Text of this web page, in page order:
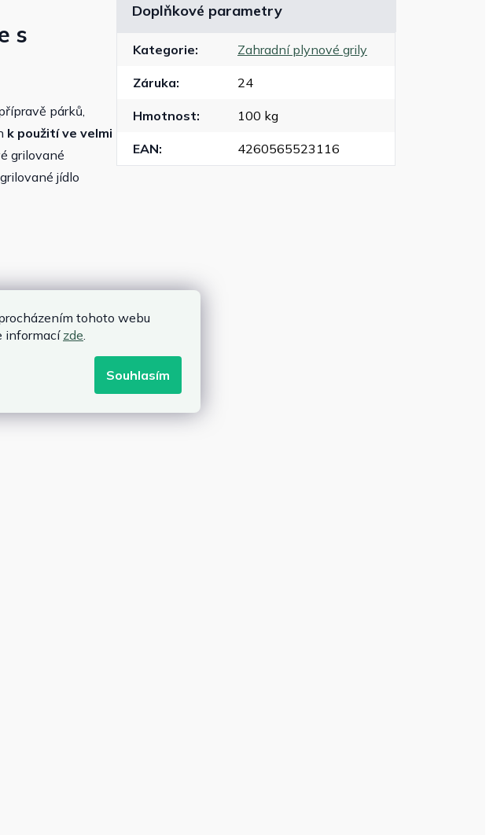
tohoto webu
informací zde
Souhlasím
s
párků,
k použití ve velmi
grilované
jídlo
Doplňkové parametry
Kategorie: Zahradní plynové grily
Záruka: 24
Hmotnost: 100 kg
EAN: 4260565523116